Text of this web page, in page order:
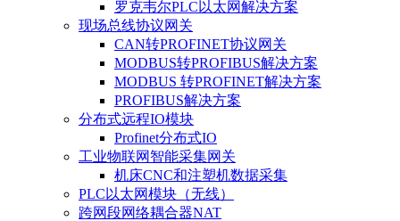
罗克韦尔PLC以太网解决方案
现场总线协议网关
CAN转PROFINET协议网关
MODBUS转PROFIBUS解决方案
MODBUS 转PROFINET解决方案
PROFIBUS解决方案
分布式远程IO模块
Profinet分布式IO
工业物联网智能采集网关
机床CNC和注塑机数据采集
PLC以太网模块（无线）
跨网段网络耦合器NAT